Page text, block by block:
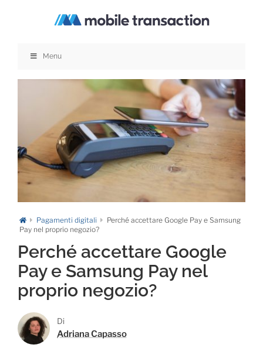
Menu
Pagamenti digitali
Perché accettare Google Pay e Samsung
Pay nel proprio negozio?
Perché accettare Google
Pay e Samsung Pay nel
proprio negozio?
Di
Adriana Capasso